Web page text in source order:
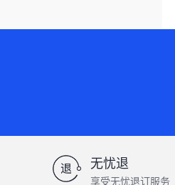
无忧退
享受无忧退订服务